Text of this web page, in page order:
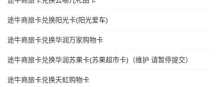
途牛商旅卡兑换阳光卡(阳光爱车)
途牛商旅卡兑换华润万家购物卡
途牛商旅卡兑换华润苏果卡(苏果超市卡)（维护 请暂停提交）
途牛商旅卡兑换天虹购物卡